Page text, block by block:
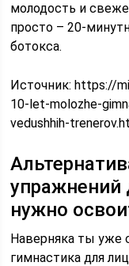
молодость и
просто – 20-
ботокса.
Источник:https://
10-let-molozhe-
vedushhih-
упражнений
нужно
Наверняка ты уже
гимнастика для